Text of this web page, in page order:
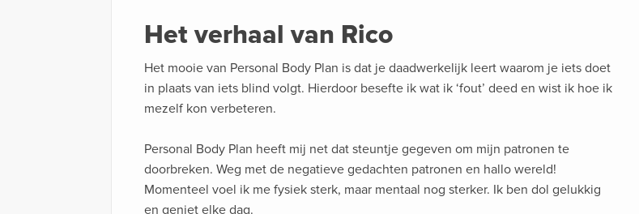
Het verhaal van Rico
Het mooie van Personal Body Plan is dat je daadwerkelijk leert waarom je iets doet
in plaats van iets blind volgt. Hierdoor besefte ik wat ik ‘fout’ deed en wist ik hoe ik
mezelf kon verbeteren.
Personal Body Plan heeft mij net dat steuntje gegeven om mijn patronen te
doorbreken. Weg met de negatieve gedachten patronen en hallo wereld!
Momenteel voel ik me fysiek sterk, maar mentaal nog sterker. Ik ben dol gelukkig
en geniet elke dag.